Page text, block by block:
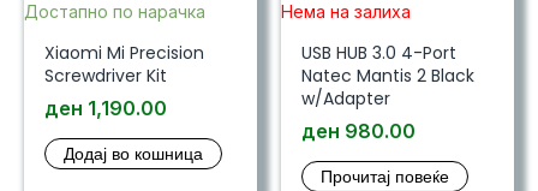
Достапно по нарачка
Xiaomi Mi Precision
Screwdriver Kit
ден 1,190.00
Додај во кошница
Нема на залиха
USB HUB 3.0 4-Port
Natec Mantis 2 Black
w/Adapter
ден 980.00
Прочитај повеќе